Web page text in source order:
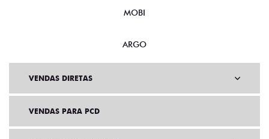
MOBI
ARGO
VENDAS DIRETAS
VENDAS PARA PCD